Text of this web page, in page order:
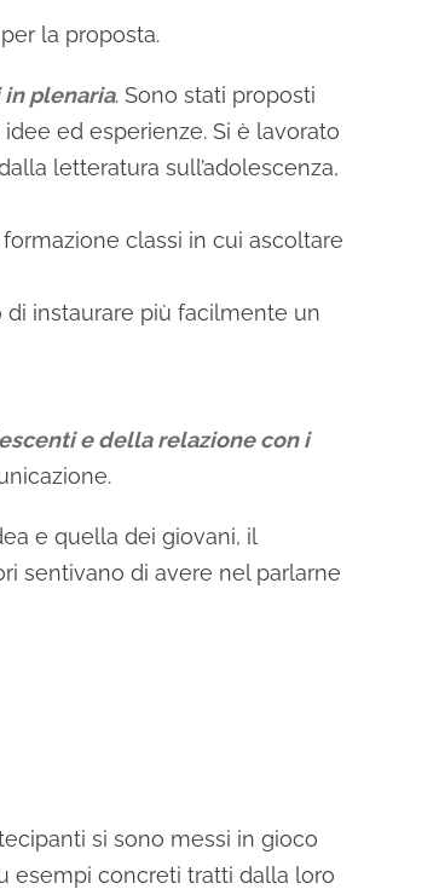
la proposta.
plenaria. Sono stati proposti
ed esperienze. Si è lavorato
letteratura sull’adolescenza,
classi in cui ascoltare
di instaurare più facilmente un
e della relazione con i
e quella dei giovani, il
sentivano di avere nel parlarne
si sono messi in gioco
esempi concreti tratti dalla loro